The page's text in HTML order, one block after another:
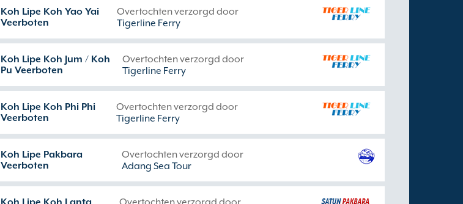
Koh Lipe Koh Yao Yai
Veerboten
Overtochten verzorgd door
Tigerline Ferry
Koh Lipe Koh Jum / Koh
Pu Veerboten
Overtochten verzorgd door
Tigerline Ferry
Koh Lipe Koh Phi Phi
Veerboten
Overtochten verzorgd door
Tigerline Ferry
Koh Lipe Pakbara
Veerboten
Overtochten verzorgd door
Adang Sea Tour